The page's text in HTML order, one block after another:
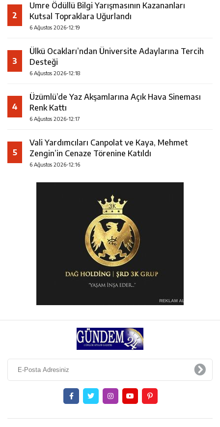
2
Umre Ödüllü Bilgi Yarışmasının Kazananları
Kutsal Topraklara Uğurlandı
6 Ağustos 2026-12:19
3
Ülkü Ocakları’ndan Üniversite Adaylarına Tercih
Desteği
6 Ağustos 2026-12:18
4
Üzümlü’de Yaz Akşamlarına Açık Hava Sineması
Renk Kattı
6 Ağustos 2026-12:17
5
Vali Yardımcıları Canpolat ve Kaya, Mehmet
Zengin’in Cenaze Törenine Katıldı
6 Ağustos 2026-12:16